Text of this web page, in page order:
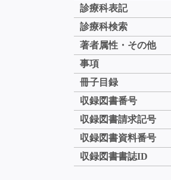
診療科表記
診療科検索
著者属性・その他
事項
冊子目録
収録図書番号
収録図書請求記号
収録図書資料番号
収録図書書誌ID